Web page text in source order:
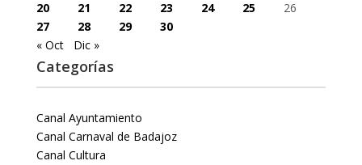
20
21 22 23 24 25
26
27
28 29
30
« Oct
Dic »
Categorías
Canal Ayuntamiento
Canal Carnaval de Badajoz
Canal Cultura